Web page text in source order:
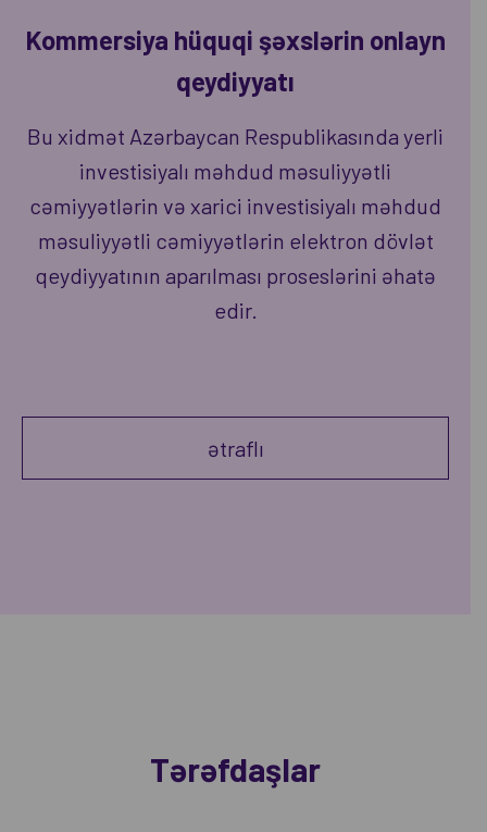
Kommersiya hüquqi şəxslərin onlayn
qeydiyyatı
Bu xidmət Azərbaycan Respublikasında yerli
investisiyalı məhdud məsuliyyətli
cəmiyyətlərin və xarici investisiyalı məhdud
məsuliyyətli cəmiyyətlərin elektron dövlət
qeydiyyatının aparılması proseslərini əhatə
edir.
ətraflı
Tərəfdaşlar